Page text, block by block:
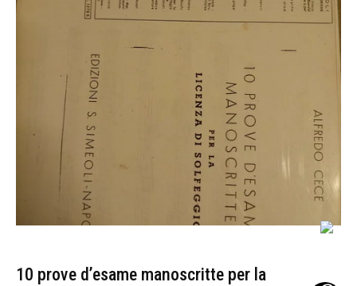
10 prove d’esame manoscritte per la